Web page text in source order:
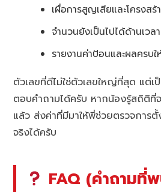
เผื่อการสูญเสียและโครงส
จำนวนยังเป็นไปได้ด้านเวล
รายงานค่าป้อนและผลครบ
ตัวเลขที่ดีไม่ใช่ตัวเลขใหญ่ที่สุด แต่เ
ตอบคำถามได้ครับ หากน้องรู้สถิติที่จ
แล้ว ส่งค่าที่มีมาให้พี่ช่วยตรวจการ
จริงได้ครับ
FAQ (คำถามที่